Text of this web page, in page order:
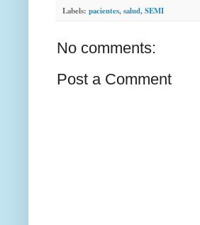
Labels: pacientes,salud,SEMI
No comments:
Post a Comment